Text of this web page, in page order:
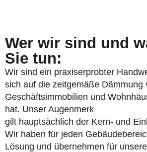
Wer wir sind und
Sie tun:
Wir sind ein praxiserprobter
sich auf die zeitgemäße Dämmung
Geschäftsimmobilien und
hat. Unser Augenmerk
gilt hauptsächlich der Kern- und
Wir haben für jeden
Lösung und übernehmen für